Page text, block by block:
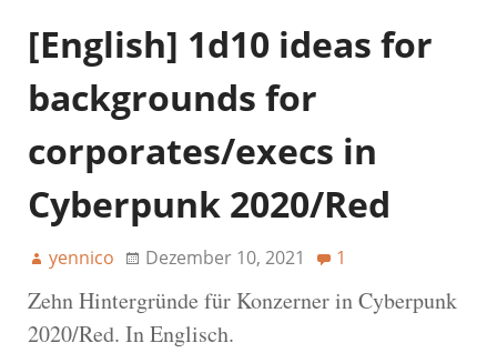
[English] 1d10 ideas for
backgrounds for
corporates/execs in
Cyberpunk 2020/Red
yennico Dezember 10, 2021 1
Zehn Hintergründe für Konzerner in Cyberpunk
2020/Red. In Englisch.